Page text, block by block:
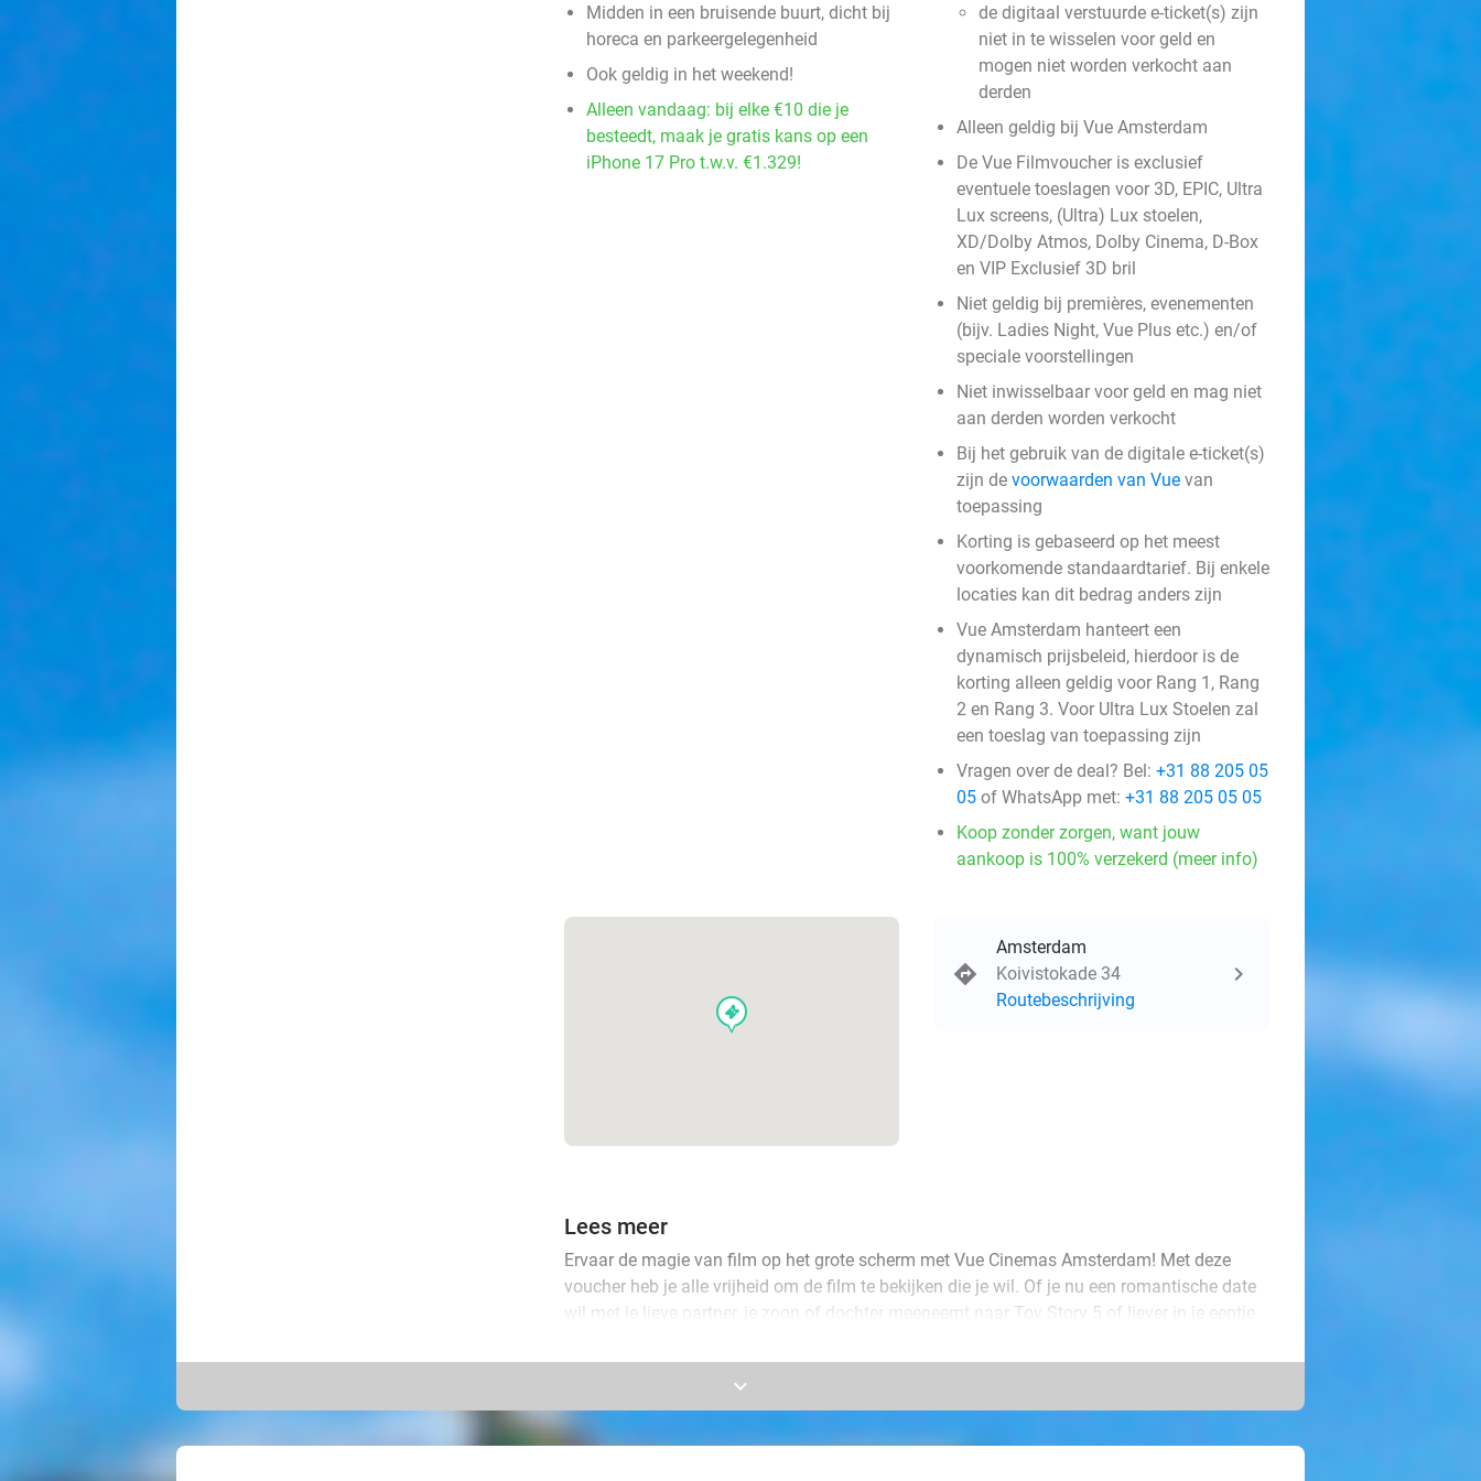
Midden in een bruisende buurt, dicht bij
horeca en parkeergelegenheid
Ook geldig in het weekend!
Alleen vandaag: bij elke €10 die je
besteedt, maak je gratis kans op een
iPhone 17 Pro t.w.v. €1.329!
de digitaal verstuurde e-ticket(s) zijn
niet in te wisselen voor geld en
mogen niet worden verkocht aan
derden
Alleen geldig bij Vue Amsterdam
De Vue Filmvoucher is exclusief
eventuele toeslagen voor 3D, EPIC, Ultra
Lux screens, (Ultra) Lux stoelen,
XD/Dolby Atmos, Dolby Cinema, D-Box
en VIP Exclusief 3D bril
Niet geldig bij premières, evenementen
(bijv. Ladies Night, Vue Plus etc.) en/of
speciale voorstellingen
Niet inwisselbaar voor geld en mag niet
aan derden worden verkocht
Bij het gebruik van de digitale e-ticket(s)
zijn de voorwaarden van Vue van
toepassing
Korting is gebaseerd op het meest
voorkomende standaardtarief. Bij enkele
locaties kan dit bedrag anders zijn
Vue Amsterdam hanteert een
dynamisch prijsbeleid, hierdoor is de
korting alleen geldig voor Rang 1, Rang
2 en Rang 3. Voor Ultra Lux Stoelen zal
een toeslag van toepassing zijn
Vragen over de deal? Bel: +31 88 205 05
05 of WhatsApp met: +31 88 205 05 05
Koop zonder zorgen, want jouw
aankoop is 100% verzekerd (meer info)
events
Amsterdam
Koivistokade 34
Routebeschrijving
Lees meer
Ervaar de magie van film op het grote scherm met Vue Cinemas Amsterdam! Met deze
voucher heb je alle vrijheid om de film te bekijken die je wil. Of je nu een romantische date
wil met je lieve partner, je zoon of dochter meeneemt naar Toy Story 5 of liever in je eentje
Kijk je ogen uit en geniet van een spectaculair filmavontuur. Vue Cinemas biedt het ideale
uitje voor jong en oud. Wij wensen je veel plezier!
keyboard_arrow_down